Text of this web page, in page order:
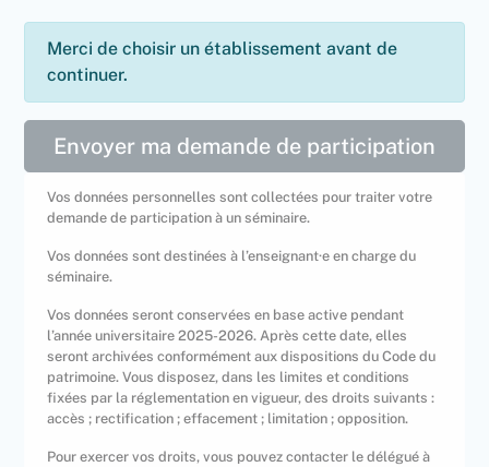
Merci de choisir un établissement avant de
continuer.
Envoyer ma demande de participation
Vos données personnelles sont collectées pour traiter votre
demande de participation à un séminaire.
Vos données sont destinées à l’enseignant·e en charge du
séminaire.
Vos données seront conservées en base active pendant
l’année universitaire 2025-2026. Après cette date, elles
seront archivées conformément aux dispositions du Code du
patrimoine. Vous disposez, dans les limites et conditions
fixées par la réglementation en vigueur, des droits suivants :
accès ; rectification ; effacement ; limitation ; opposition.
Pour exercer vos droits, vous pouvez contacter le délégué à